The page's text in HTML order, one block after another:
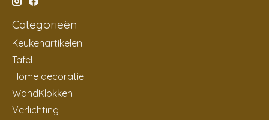
Categorieën
Keukenartikelen
Tafel
Home decoratie
WandKlokken
Verlichting